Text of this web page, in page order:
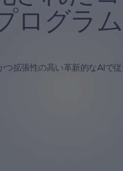
ログラ
つ拡張性の高い革新的なAIで